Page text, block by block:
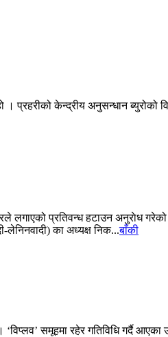
प्रहरीको केन्द्रीय अनुसन्धान ब्युरोको
लगाएको प्रतिवन्ध हटाउन अनुराेध गरेको
लेनिनवादी) का अध्यक्ष निक...बाँकी
समूहमा रहेर गतिविधि गर्दै